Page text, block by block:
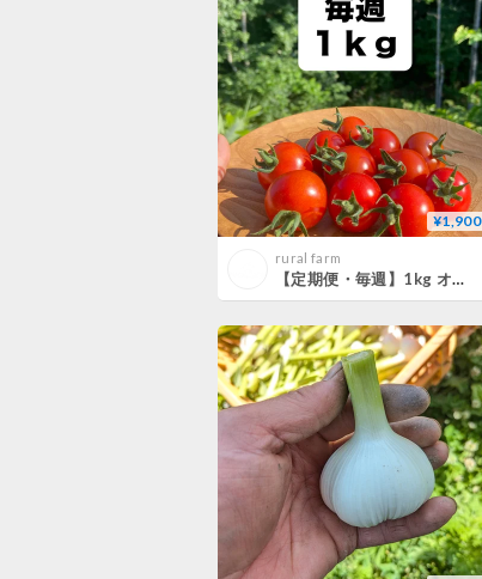
¥1,900
rural farm
【定期便・毎週】1kg オーガニックミニトマト（ほれまる）